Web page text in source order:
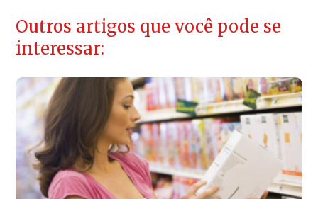
Outros artigos que você pode se
interessar: